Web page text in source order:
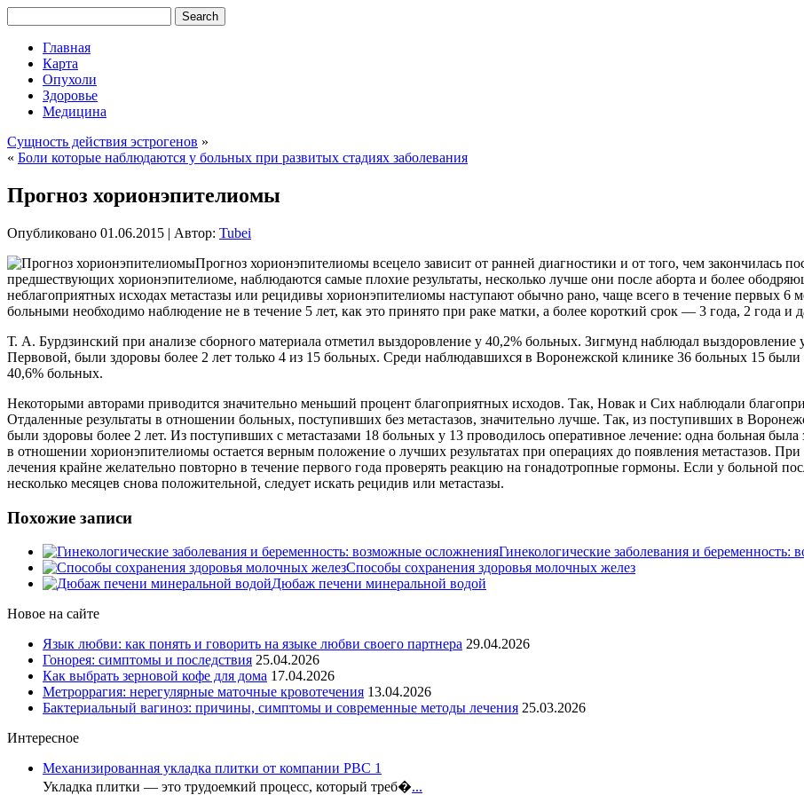
Главная
Карта
Опухоли
Здоровье
Медицина
Сущность действия эстрогенов »
« Боли которые наблюдаются у больных при развитых стадиях заболевания
Прогноз хорионэпителиомы
Опубликовано 01.06.2015 | Автор: Tubei
Прогноз хорионэпителиомы всецело зависит от ранней диагностики и от того, чем закончилась
предшествующих хорионэпителиоме, наблюдаются самые плохие результаты, несколько лучше они после аборта и более
неблагоприятных исходах метастазы или рецидивы хорионэпителиомы наступают обычно рано, чаще всего в течение первых 6
больными необходимо наблюдение не в течение 5 лет, как это принято при раке матки, а более короткий срок — 3 года, 2 года и
Т. А. Бурдзинский при анализе сборного материала отметил выздоровление у 40,2% больных. Зигмунд наблюдал
Первовой, были здоровы более 2 лет только 4 из 15 больных. Среди наблюдавшихся в Воронежской клинике 36 больных 15 были
40,6% больных.
Некоторыми авторами приводится значительно меньший процент благоприятных исходов. Так, Новак и Сих наблюдали
Отдаленные результаты в отношении больных, поступивших без метастазов, значительно лучше. Так, из поступивших в
были здоровы более 2 лет. Из поступивших с метастазами 18 больных у 13 проводилось оперативное лечение: одна больная была
в отношении хорионэпителиомы остается верным положение о лучших результатах при операциях до появления метастазов.
лечения крайне желательно повторно в течение первого года проверять реакцию на гонадотропные гормоны. Если у больной
несколько месяцев снова положительной, следует искать рецидив или метастазы.
Похожие записи
Гинекологические заболевания и беременность:
Способы сохранения здоровья молочных желез
Дюбаж печени минеральной водой
Новое на сайте
Язык любви: как понять и говорить на языке любви своего партнера 29.04.2026
Гонорея: симптомы и последствия 25.04.2026
Как выбрать зерновой кофе для дома 17.04.2026
Метроррагия: нерегулярные маточные кровотечения 13.04.2026
Бактериальный вагиноз: причины, симптомы и современные методы лечения 25.03.2026
Интересное
Механизированная укладка плитки от компании РВС 1
Укладка плитки — это трудоемкий процесс, который треб�...